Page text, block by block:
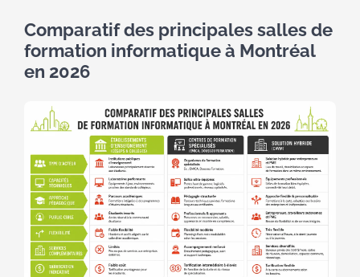
Comparatif des principales salles de
formation informatique à Montréal
en 2026